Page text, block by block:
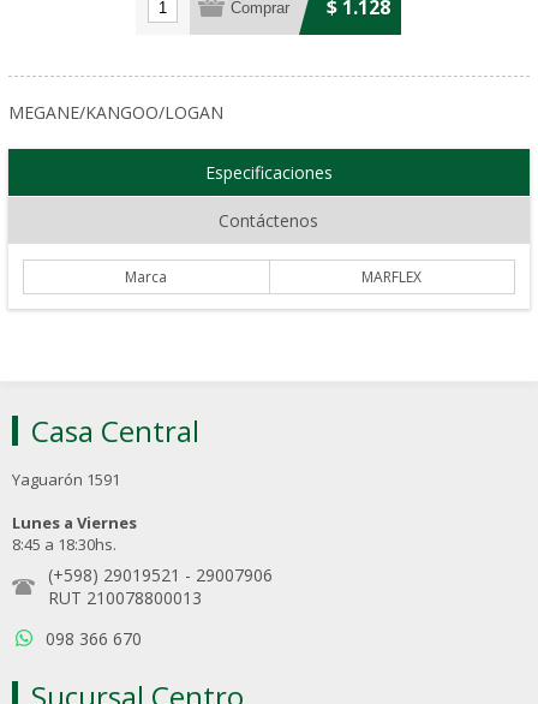
$ 1.128
MEGANE/KANGOO/LOGAN
Especificaciones
Contáctenos
Marca MARFLEX
Casa Central
Yaguarón 1591
Lunes a Viernes
8:45 a 18:30hs.
(+598) 29019521 - 29007906
RUT 210078800013
098 366 670